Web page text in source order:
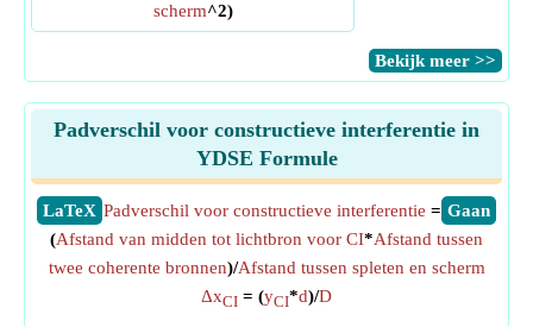
scherm^2)
​Bekijk meer >>
Padverschil voor constructieve interferentie in
YDSE Formule
​LaTeX ​Gaan
Padverschil voor constructieve interferentie =
(Afstand van midden tot lichtbron voor CI*Afstand tussen
twee coherente bronnen)/Afstand tussen spleten en scherm
ΔxCI = (yCI*d)/D